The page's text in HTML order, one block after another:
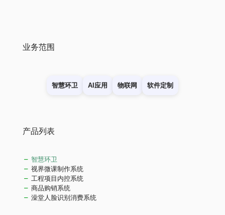
业务范围
智慧环卫 AI应用 物联网 软件定制
产品列表
智慧环卫
视界微课制作系统
工程项目内控系统
商品购销系统
澡堂人脸识别消费系统